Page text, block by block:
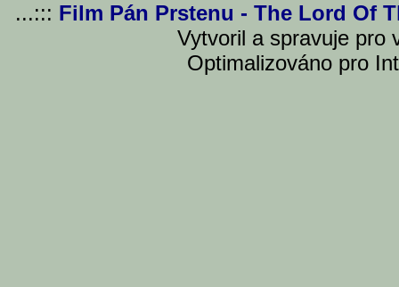
...::: Film Pán Prstenu - The Lord Of
Vytvoril a spravuje pro
Optimalizováno pro